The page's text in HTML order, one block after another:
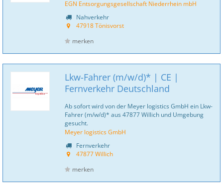
EGN Entsorgungsgesellschaft Niederrhein mbH
Nahverkehr
47918 Tönisvorst
merken
Lkw-Fahrer (m/w/d)* | CE |
Fernverkehr Deutschland
Ab sofort wird von der Meyer logistics GmbH ein Lkw-
Fahrer (m/w/d)* aus 47877 Willich und Umgebung
gesucht.
Meyer logistics GmbH
Fernverkehr
47877 Willich
merken